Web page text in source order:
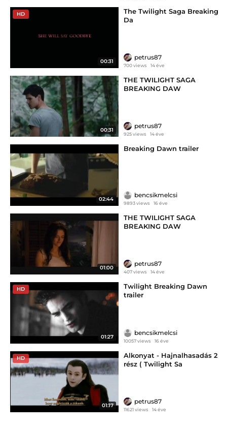
HD
00:31
The Twilight Saga Breaking
Da
petrus87
700 views 14 éve
00:31
THE TWILIGHT SAGA
BREAKING DAW
petrus87
925 views 14 éve
02:44
Breaking Dawn trailer
bencsikmelcsi
9893 views 16 éve
01:00
THE TWILIGHT SAGA
BREAKING DAW
petrus87
407 views 14 éve
HD
01:27
Twilight Breaking Dawn
trailer
bencsikmelcsi
10057 views 16 éve
HD
01:17
Alkonyat - Hajnalhasadás 2
rész ( Twilight Sa
petrus87
11621 views 14 éve